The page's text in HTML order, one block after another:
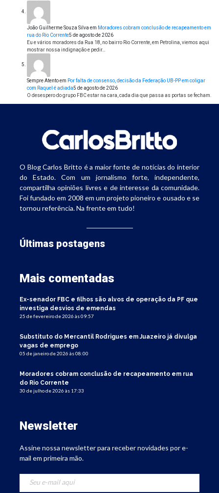
João Guilherme Souza Silva em Moradores cobram conclusão de recapeamento em
rua do Rio Corrente5 de agosto de 2026
Eu e vários moradores da Rua 18, no bairro Rio Corrente, em Petrolina, viemos aqui
mostrar nossa indignação e pedir…
Sempre Atentoem Por falta de consenso, decisão da Federação UB-PP em coligar
com Raquel é adiada5 de agosto de 2026
O desespero do grupo FBC estar na cara, cada dia que passa as portas se fecham.
O Blog Carlos Britto é a maior fonte de notícias do interior
do Estado. Com um jornalismo forte, independente,
compartilha opiniões livres e de interesse da comunidade.
Foi fundado em 2008 em um projeto pioneiro e ousado e se
tornou referência. Na frente em tudo!
Últimas postagens
Mais comentadas
Ex-senador FBC e filhos são alvos de operação da PF que
investiga desvios de emendas
25 de fevereiro de 2026 às 09:57
Substituto do Mercantil Rodrigues em Juazeiro já divulga
vagas de emprego
05 de janeiro de 2026 às 08:00
Moradores cobram conclusão de recapeamento em rua
do Rio Corrente
30 de julho de 2026 às 17:33
Newsletter
Assine nossa newsletter para receber novidades por e-
mail em primeira mão.